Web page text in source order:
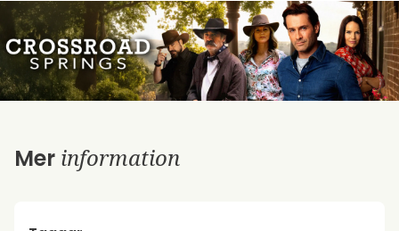
Mer information